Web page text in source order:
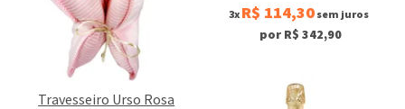
Travesseiro Urso Rosa
3x R$ 114,30sem juros
por R$ 342,90